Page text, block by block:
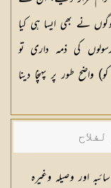
نے بھی ایسا ہی کیا
کی ذمہ داری تو
واضح طور پر پہنچا دینا
اور وصیلہ وغیرہ